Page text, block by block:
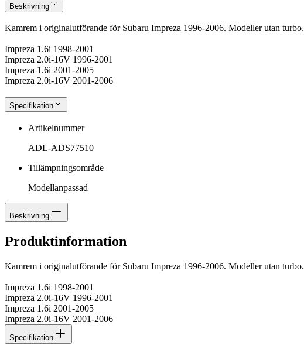
Beskrivning
Kamrem i originalutförande för Subaru Impreza 1996-2006. Modeller utan turbo.
Impreza 1.6i 1998-2001
Impreza 2.0i-16V 1996-2001
Impreza 1.6i 2001-2005
Impreza 2.0i-16V 2001-2006
Specifikation
Artikelnummer
ADL-ADS77510
Tillämpningsområde
Modellanpassad
Beskrivning
Produktinformation
Kamrem i originalutförande för Subaru Impreza 1996-2006. Modeller utan turbo.
Impreza 1.6i 1998-2001
Impreza 2.0i-16V 1996-2001
Impreza 1.6i 2001-2005
Impreza 2.0i-16V 2001-2006
Specifikation